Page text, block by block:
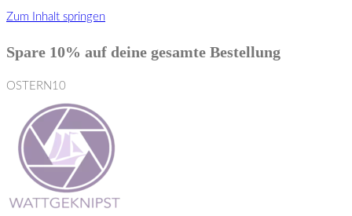
Zum Inhalt springen
Spare 10% auf deine gesamte Bestellung
OSTERN10